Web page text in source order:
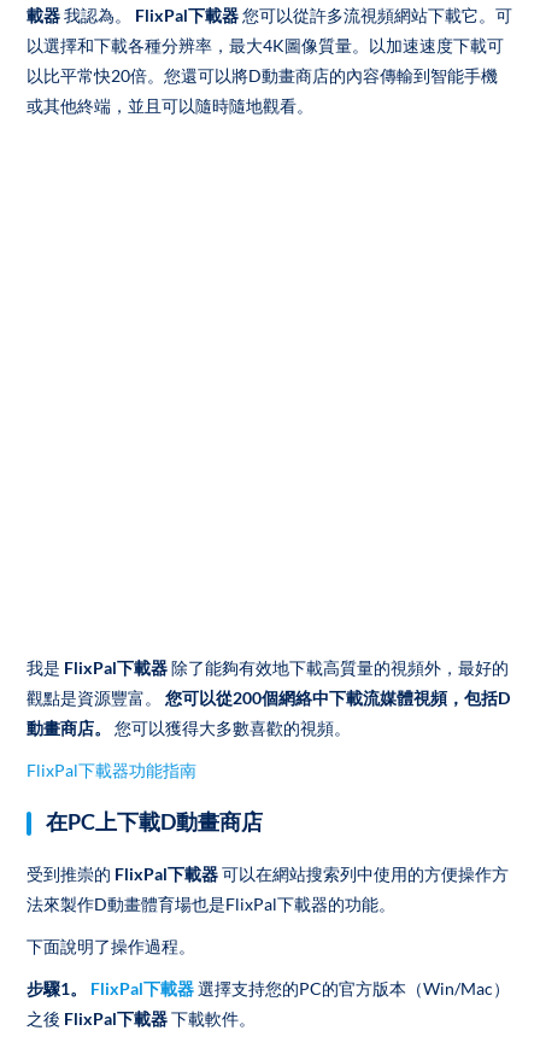
載器我認為。 FlixPal下載器您可以從許多流視頻網站下載它。可
以選擇和下載各種分辨率，最大4K圖像質量。以加速速度下載可
以比平常快20倍。您還可以將D動畫商店的內容傳輸到智能手機
或其他終端，並且可以隨時隨地觀看。
我是 FlixPal下載器除了能夠有效地下載高質量的視頻外，最好的
觀點是資源豐富。您可以從200個網絡中下載流媒體視頻，包括D
動畫商店。您可以獲得大多數喜歡的視頻。
FlixPal下載器功能指南
在PC上下載D動畫商店
受到推崇的 FlixPal下載器可以在網站搜索列中使用的方便操作方
法來製作D動畫體育場也是FlixPal下載器的功能。
下面說明了操作過程。
步驟1。 FlixPal下載器選擇支持您的PC的官方版本（Win/Mac）
之後 FlixPal下載器下載軟件。